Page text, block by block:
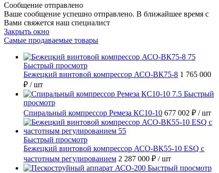
Сообщение отправлено
Ваше сообщение успешно отправлено. В ближайшее время с
Вами свяжется наш специалист
Закрыть окно
Самые продаваемые товары
Быстрый просмотр
Бежецкий винтовой компрессор АСО-ВК75-8 1 765 000
₽ / шт
Быстрый
просмотр
Спиральный компрессор Ремеза КС10-10 677 002 ₽ / шт
Быстрый просмотр
Бежецкий винтовой компрессор АСО-ВК55-10 ESQ с
частотным регулированием 2 287 000 ₽ / шт
Быстрый просмотр